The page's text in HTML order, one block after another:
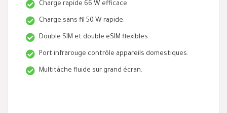
Charge rapide 66 W efficace.
Charge sans fil 50 W rapide.
Double SIM et double eSIM flexibles.
Port infrarouge contrôle appareils domestiques.
Multitâche fluide sur grand écran.